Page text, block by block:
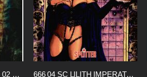
30 DAYS OF NIGHT HC 02 JENSEITS VON 666 04 SC LILITH IMPERATRIX MUNDI